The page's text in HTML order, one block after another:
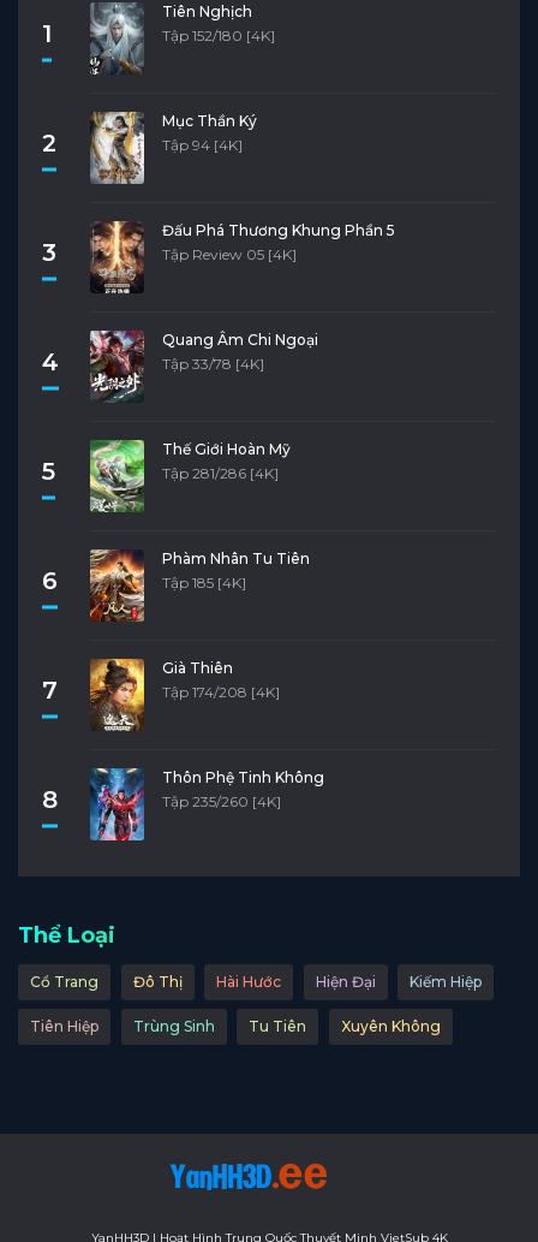
1
Tiên Nghịch
Tập 152/180 [4K]
2
Mục Thần Ký
Tập 94 [4K]
3
Đấu Phá Thương Khung Phần 5
Tập Review 05 [4K]
4
Quang Âm Chi Ngoại
Tập 33/78 [4K]
5
Thế Giới Hoàn Mỹ
Tập 281/286 [4K]
6
Phàm Nhân Tu Tiên
Tập 185 [4K]
7
Già Thiên
Tập 174/208 [4K]
8
Thôn Phệ Tinh Không
Tập 235/260 [4K]
Thể Loại
Cổ Trang Đô Thị Hài Hước Hiện Đại Kiếm Hiệp
Tiên Hiệp Trùng Sinh Tu Tiên Xuyên Không
YanHH3D | Hoạt Hình Trung Quốc Thuyết Minh VietSub 4K